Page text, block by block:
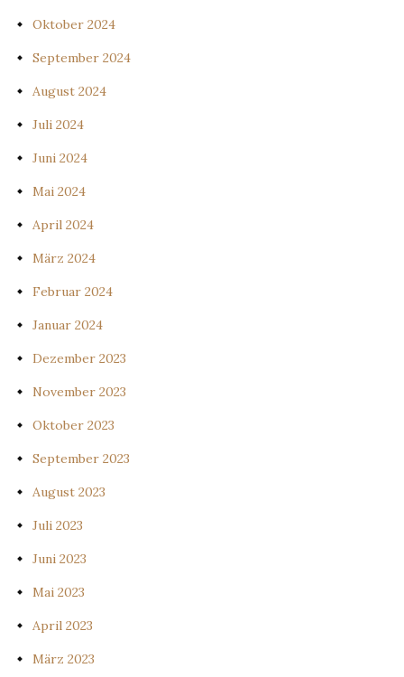
Oktober 2024
September 2024
August 2024
Juli 2024
Juni 2024
Mai 2024
April 2024
März 2024
Februar 2024
Januar 2024
Dezember 2023
November 2023
Oktober 2023
September 2023
August 2023
Juli 2023
Juni 2023
Mai 2023
April 2023
März 2023